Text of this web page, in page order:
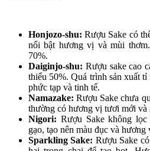
Honjozo-shu: Rượu Sake có
nổi bật hương vị và mùi
70%.
Daiginjo-shu: Rượu sake cao
thiểu 50%. Quá trình sản xuất
phức tạp và tinh tế.
Namazake: Rượu Sake chưa
thường có hương vị tươi mới và
Nigori: Rượu Sake không
gạo, tạo nên màu đục và hương
Sparkling Sake: Rượu Sake